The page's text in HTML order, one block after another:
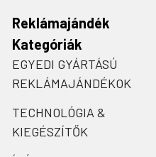
Reklámajándék
Kategóriák
EGYEDI GYÁRTÁSÚ
REKLÁMAJÁNDÉKOK
TECHNOLÓGIA &
KIEGÉSZÍTŐK